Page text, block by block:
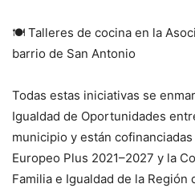
🍽️ Talleres de cocina en la
barrio de San Antonio
Todas estas iniciativas se
Igualdad de Oportunidades
municipio y están
Europeo Plus 2021–2027 y la
Familia e Igualdad de la Región